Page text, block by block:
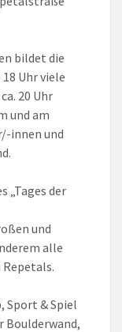
bildet die
Uhr viele
20 Uhr
und am
innen und
„Tages der
und
alle
Sport & Spiel
Boulderwand,